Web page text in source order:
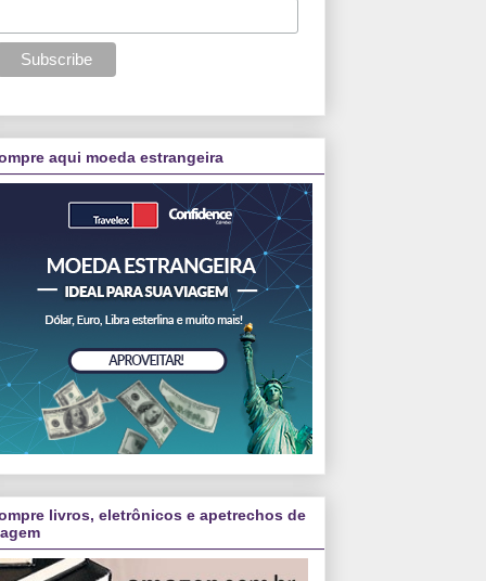
aqui moeda estrangeira
livros, eletrônicos e apetrechos de